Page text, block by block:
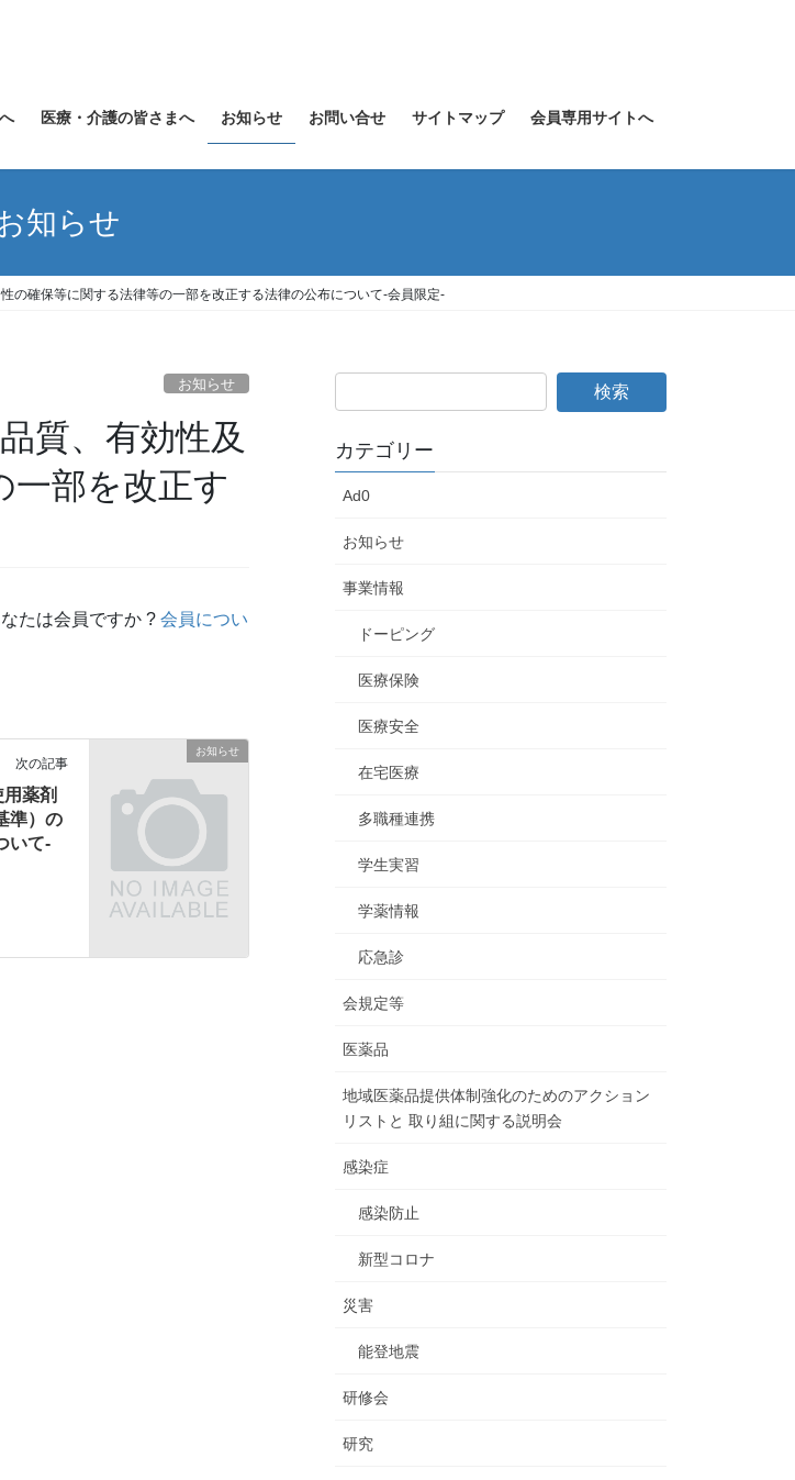
医療・介護の皆さまへ お知らせ お問い合せ サイトマップ 会員専用サイトへ
知らせ
の確保等に関する法律等の一部を改正する法律の公布について-会員限定-
お知らせ
質、有効性及
一部を改正す
たは会員ですか ? 会員につい
お知らせ
次の記事
用薬剤
準）の
いて-
カテゴリー
Ad0
お知らせ
事業情報
ドーピング
医療保険
医療安全
在宅医療
多職種連携
学生実習
学薬情報
応急診
会規定等
医薬品
地域医薬品提供体制強化のためのアクション
リストと 取り組に関する説明会
感染症
感染防止
新型コロナ
災害
能登地震
研修会
研究